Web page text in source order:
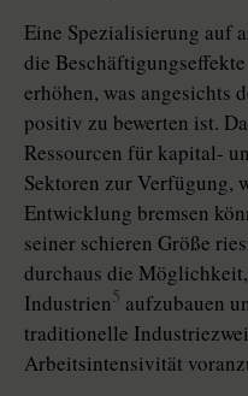
Eine Spezialisierung auf
die
erhöhen, was angesichts
positiv zu bewerten ist.
Ressourcen für kapital-
Sektoren zur Verfügung,
Entwicklung bremsen
seiner schieren Größe
durchaus die
Industrien5 aufzubauen
traditionelle
Arbeitsintensivität